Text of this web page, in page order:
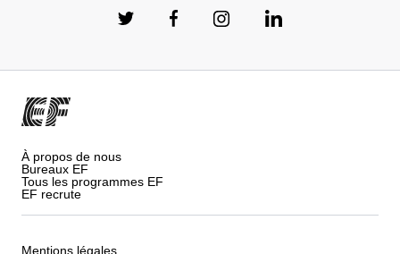
À propos de nous
Bureaux EF
Tous les programmes EF
EF recrute
Mentions légales